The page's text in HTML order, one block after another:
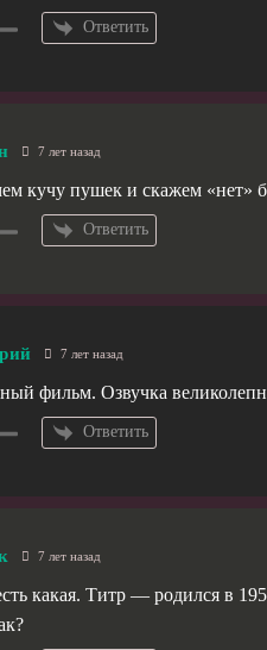
Ответить
7 лет назад
кучу пушек и скажем «нет»
Ответить
7 лет назад
фильм. Озвучка
Ответить
7 лет назад
какая. Титр — родился в